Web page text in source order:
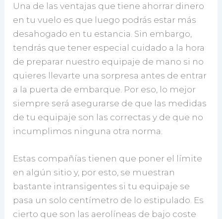
Una de las ventajas que tiene ahorrar dinero
en tu vuelo es que luego podrás estar más
desahogado en tu estancia. Sin embargo,
tendrás que tener especial cuidado a la hora
de preparar nuestro equipaje de mano si no
quieres llevarte una sorpresa antes de entrar
a la puerta de embarque. Por eso, lo mejor
siempre será asegurarse de que las medidas
de tu equipaje son las correctas y de que no
incumplimos ninguna otra norma.
Estas compañías tienen que poner el límite
en algún sitio y, por esto, se muestran
bastante intransigentes si tu equipaje se
pasa un solo centímetro de lo estipulado. Es
cierto que son las aerolíneas de bajo coste